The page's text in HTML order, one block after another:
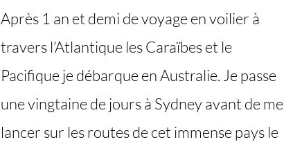
Après 1 an et demi de voyage en voilier à
travers l’Atlantique les Caraïbes et le
Pacifique je débarque en Australie. Je passe
une vingtaine de jours à Sydney avant de me
lancer sur les routes de cet immense pays le